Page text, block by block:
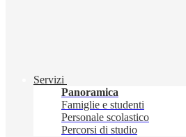
Servizi
Panoramica
Famiglie e studenti
Personale scolastico
Percorsi di studio